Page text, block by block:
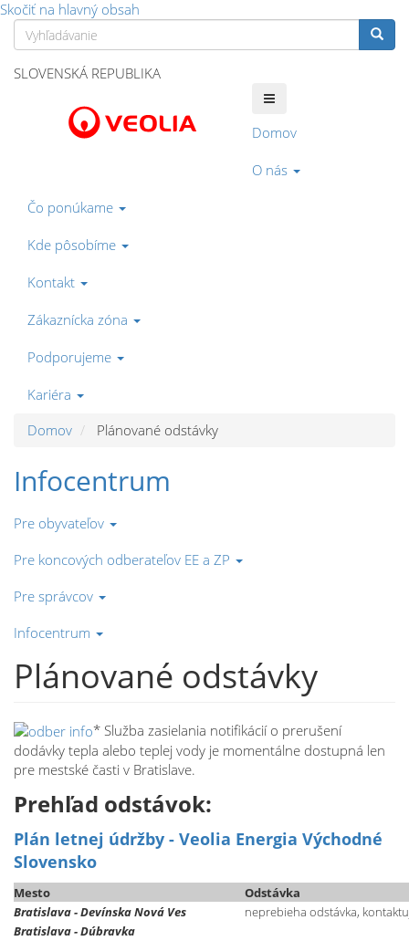
Skočiť na hlavný obsah
Vyhľadávanie
SLOVENSKÁ REPUBLIKA
Domov
O nás
Čo ponúkame
Kde pôsobíme
Kontakt
Zákaznícka zóna
Podporujeme
Kariéra
Domov
Plánované odstávky
Infocentrum
Pre obyvateľov
Pre koncových odberateľov EE a ZP
Pre správcov
Infocentrum
Plánované odstávky
* Služba zasielania notifikácií o prerušení
dodávky tepla alebo teplej vody je momentálne dostupná len
pre mestské časti v Bratislave.
Prehľad odstávok:
Plán letnej údržby - Veolia Energia Východné
Slovensko
Mesto
Odstávka
Bratislava - Devínska Nová Ves
neprebieha odstávka,
Bratislava - Dúbravka